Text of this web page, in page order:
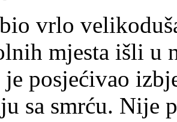
vrlo
mjesta išli u
posjećivao
sa smrću. Nije